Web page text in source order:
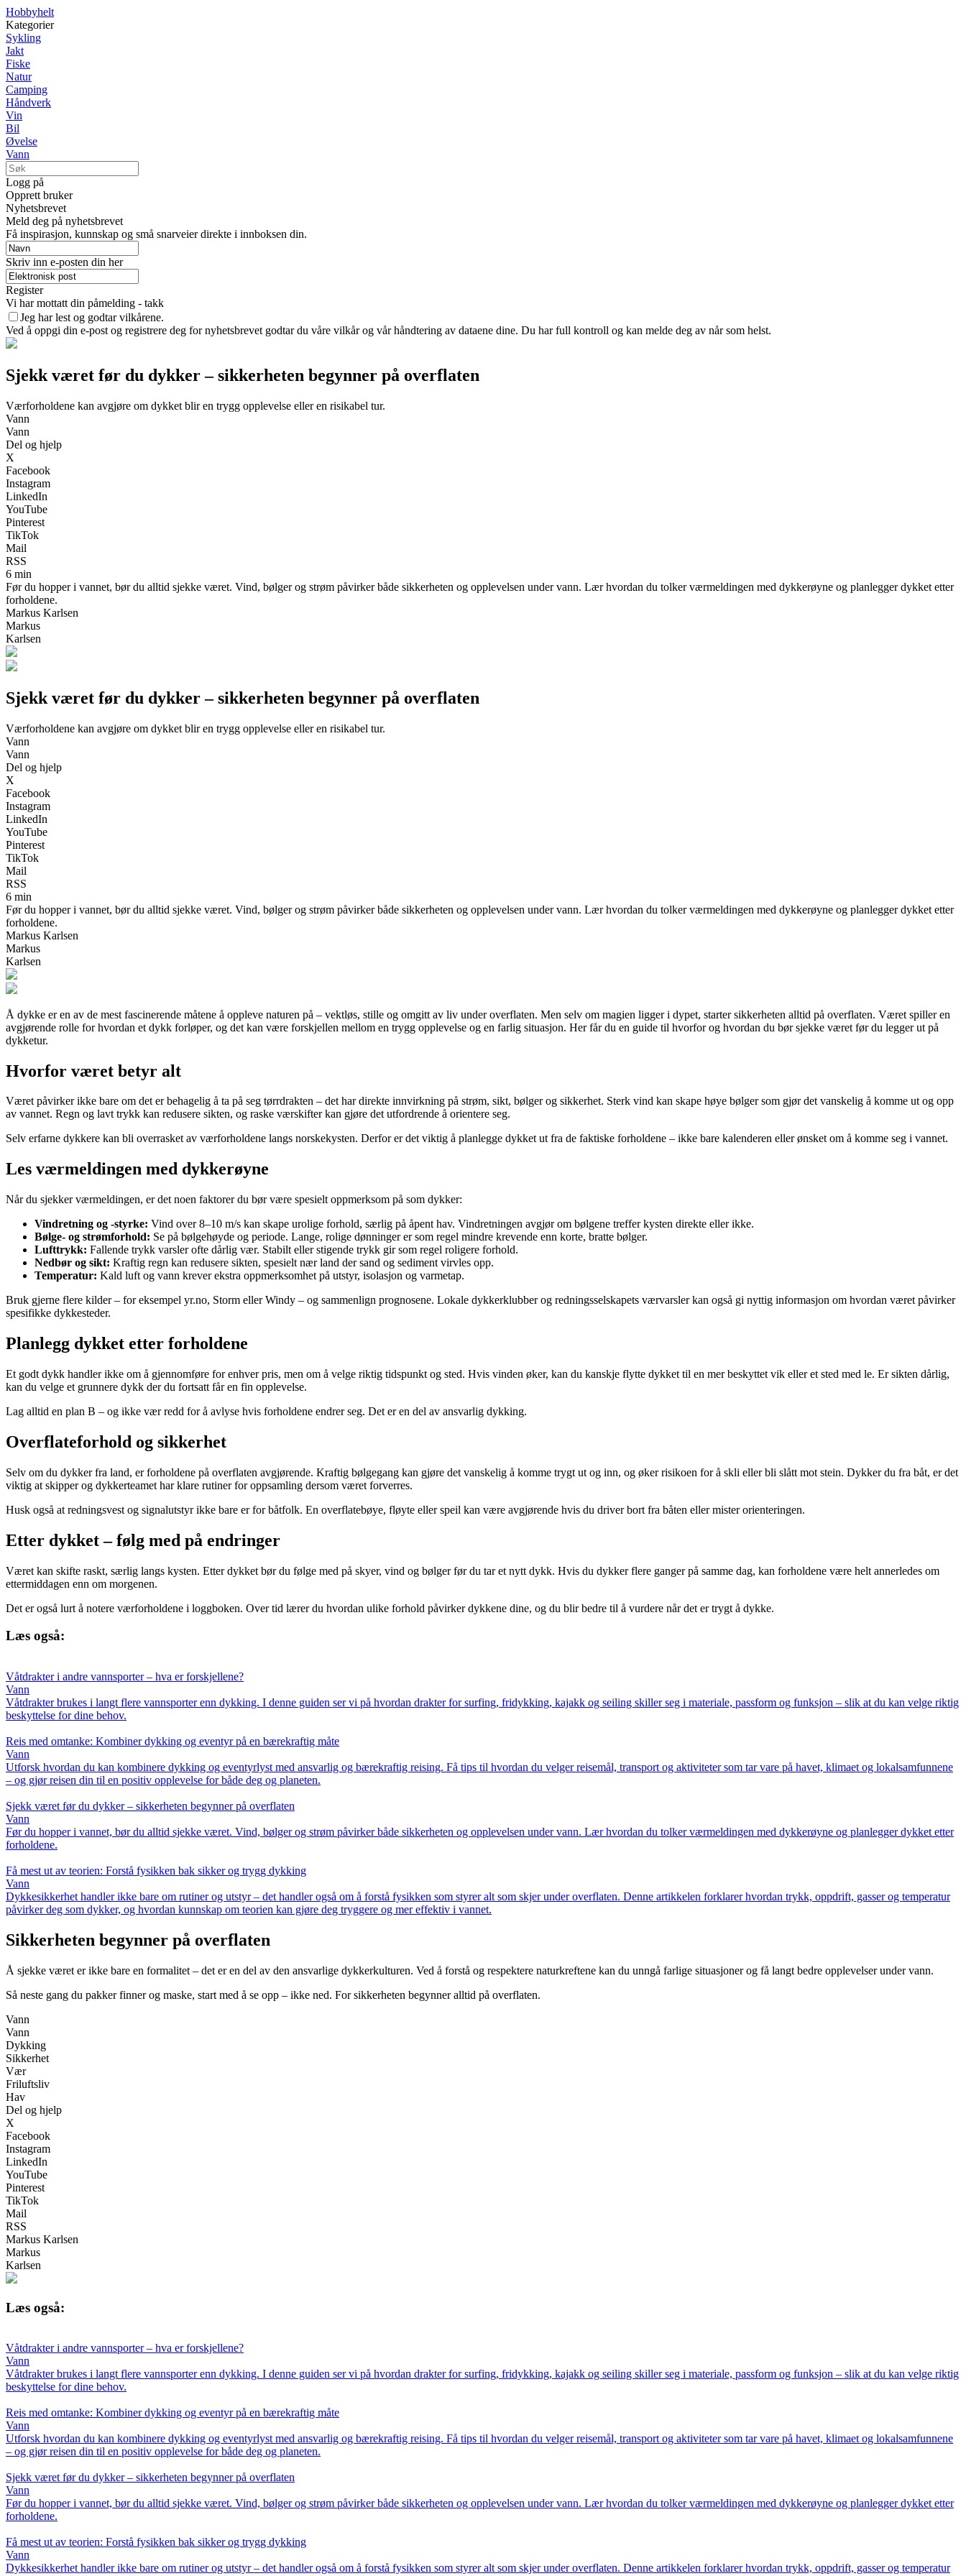
Hobbyhelt
Kategorier
Sykling
Jakt
Fiske
Natur
Camping
Håndverk
Vin
Bil
Øvelse
Vann
Logg på
Opprett bruker
Nyhetsbrevet
Meld deg på nyhetsbrevet
Få inspirasjon, kunnskap og små snarveier direkte i innboksen din.
Skriv inn e-posten din her
Register
Vi har mottatt din påmelding - takk
Jeg har lest og godtar vilkårene.
Ved å oppgi din e-post og registrere deg for nyhetsbrevet godtar du våre vilkår og vår håndtering av dataene dine. Du har full kontroll og kan melde deg av når som helst.
Sjekk været før du dykker – sikkerheten begynner på overflaten
Værforholdene kan avgjøre om dykket blir en trygg opplevelse eller en risikabel tur.
Vann
Vann
Del og hjelp
X
Facebook
Instagram
LinkedIn
YouTube
Pinterest
TikTok
Mail
RSS
6 min
Før du hopper i vannet, bør du alltid sjekke været. Vind, bølger og strøm påvirker både sikkerheten og opplevelsen under vann. Lær hvordan du tolker værmeldingen med dykkerøyne og planlegger dykket etter
forholdene.
Markus Karlsen
Markus
Karlsen
Sjekk været før du dykker – sikkerheten begynner på overflaten
Værforholdene kan avgjøre om dykket blir en trygg opplevelse eller en risikabel tur.
Vann
Vann
Del og hjelp
X
Facebook
Instagram
LinkedIn
YouTube
Pinterest
TikTok
Mail
RSS
6 min
Før du hopper i vannet, bør du alltid sjekke været. Vind, bølger og strøm påvirker både sikkerheten og opplevelsen under vann. Lær hvordan du tolker værmeldingen med dykkerøyne og planlegger dykket etter
forholdene.
Markus Karlsen
Markus
Karlsen
Å dykke er en av de mest fascinerende måtene å oppleve naturen på – vektløs, stille og omgitt av liv under overflaten. Men selv om magien ligger i dypet, starter sikkerheten alltid på overflaten. Været spiller en
avgjørende rolle for hvordan et dykk forløper, og det kan være forskjellen mellom en trygg opplevelse og en farlig situasjon. Her får du en guide til hvorfor og hvordan du bør sjekke været før du legger ut på
dykketur.
Hvorfor været betyr alt
Været påvirker ikke bare om det er behagelig å ta på seg tørrdrakten – det har direkte innvirkning på strøm, sikt, bølger og sikkerhet. Sterk vind kan skape høye bølger som gjør det vanskelig å komme ut og opp
av vannet. Regn og lavt trykk kan redusere sikten, og raske værskifter kan gjøre det utfordrende å orientere seg.
Selv erfarne dykkere kan bli overrasket av værforholdene langs norskekysten. Derfor er det viktig å planlegge dykket ut fra de faktiske forholdene – ikke bare kalenderen eller ønsket om å komme seg i vannet.
Les værmeldingen med dykkerøyne
Når du sjekker værmeldingen, er det noen faktorer du bør være spesielt oppmerksom på som dykker:
Vindretning og -styrke: Vind over 8–10 m/s kan skape urolige forhold, særlig på åpent hav. Vindretningen avgjør om bølgene treffer kysten direkte eller ikke.
Bølge- og strømforhold: Se på bølgehøyde og periode. Lange, rolige dønninger er som regel mindre krevende enn korte, bratte bølger.
Lufttrykk: Fallende trykk varsler ofte dårlig vær. Stabilt eller stigende trykk gir som regel roligere forhold.
Nedbør og sikt: Kraftig regn kan redusere sikten, spesielt nær land der sand og sediment virvles opp.
Temperatur: Kald luft og vann krever ekstra oppmerksomhet på utstyr, isolasjon og varmetap.
Bruk gjerne flere kilder – for eksempel yr.no, Storm eller Windy – og sammenlign prognosene. Lokale dykkerklubber og redningsselskapets værvarsler kan også gi nyttig informasjon om hvordan været påvirker
spesifikke dykkesteder.
Planlegg dykket etter forholdene
Et godt dykk handler ikke om å gjennomføre for enhver pris, men om å velge riktig tidspunkt og sted. Hvis vinden øker, kan du kanskje flytte dykket til en mer beskyttet vik eller et sted med le. Er sikten dårlig,
kan du velge et grunnere dykk der du fortsatt får en fin opplevelse.
Lag alltid en plan B – og ikke vær redd for å avlyse hvis forholdene endrer seg. Det er en del av ansvarlig dykking.
Overflateforhold og sikkerhet
Selv om du dykker fra land, er forholdene på overflaten avgjørende. Kraftig bølgegang kan gjøre det vanskelig å komme trygt ut og inn, og øker risikoen for å skli eller bli slått mot stein. Dykker du fra båt, er det
viktig at skipper og dykkerteamet har klare rutiner for oppsamling dersom været forverres.
Husk også at redningsvest og signalutstyr ikke bare er for båtfolk. En overflatebøye, fløyte eller speil kan være avgjørende hvis du driver bort fra båten eller mister orienteringen.
Etter dykket – følg med på endringer
Været kan skifte raskt, særlig langs kysten. Etter dykket bør du følge med på skyer, vind og bølger før du tar et nytt dykk. Hvis du dykker flere ganger på samme dag, kan forholdene være helt annerledes om
ettermiddagen enn om morgenen.
Det er også lurt å notere værforholdene i loggboken. Over tid lærer du hvordan ulike forhold påvirker dykkene dine, og du blir bedre til å vurdere når det er trygt å dykke.
Læs også:
Våtdrakter i andre vannsporter – hva er forskjellene?
Vann
Våtdrakter brukes i langt flere vannsporter enn dykking. I denne guiden ser vi på hvordan drakter for surfing, fridykking, kajakk og seiling skiller seg i materiale, passform og funksjon – slik at du kan velge riktig
beskyttelse for dine behov.
Reis med omtanke: Kombiner dykking og eventyr på en bærekraftig måte
Vann
Utforsk hvordan du kan kombinere dykking og eventyrlyst med ansvarlig og bærekraftig reising. Få tips til hvordan du velger reisemål, transport og aktiviteter som tar vare på havet, klimaet og lokalsamfunnene
– og gjør reisen din til en positiv opplevelse for både deg og planeten.
Sjekk været før du dykker – sikkerheten begynner på overflaten
Vann
Før du hopper i vannet, bør du alltid sjekke været. Vind, bølger og strøm påvirker både sikkerheten og opplevelsen under vann. Lær hvordan du tolker værmeldingen med dykkerøyne og planlegger dykket etter
forholdene.
Få mest ut av teorien: Forstå fysikken bak sikker og trygg dykking
Vann
Dykkesikkerhet handler ikke bare om rutiner og utstyr – det handler også om å forstå fysikken som styrer alt som skjer under overflaten. Denne artikkelen forklarer hvordan trykk, oppdrift, gasser og temperatur
påvirker deg som dykker, og hvordan kunnskap om teorien kan gjøre deg tryggere og mer effektiv i vannet.
Sikkerheten begynner på overflaten
Å sjekke været er ikke bare en formalitet – det er en del av den ansvarlige dykkerkulturen. Ved å forstå og respektere naturkreftene kan du unngå farlige situasjoner og få langt bedre opplevelser under vann.
Så neste gang du pakker finner og maske, start med å se opp – ikke ned. For sikkerheten begynner alltid på overflaten.
Vann
Vann
Dykking
Sikkerhet
Vær
Friluftsliv
Hav
Del og hjelp
X
Facebook
Instagram
LinkedIn
YouTube
Pinterest
TikTok
Mail
RSS
Markus Karlsen
Markus
Karlsen
Læs også:
Våtdrakter i andre vannsporter – hva er forskjellene?
Vann
Våtdrakter brukes i langt flere vannsporter enn dykking. I denne guiden ser vi på hvordan drakter for surfing, fridykking, kajakk og seiling skiller seg i materiale, passform og funksjon – slik at du kan velge riktig
beskyttelse for dine behov.
Reis med omtanke: Kombiner dykking og eventyr på en bærekraftig måte
Vann
Utforsk hvordan du kan kombinere dykking og eventyrlyst med ansvarlig og bærekraftig reising. Få tips til hvordan du velger reisemål, transport og aktiviteter som tar vare på havet, klimaet og lokalsamfunnene
– og gjør reisen din til en positiv opplevelse for både deg og planeten.
Sjekk været før du dykker – sikkerheten begynner på overflaten
Vann
Før du hopper i vannet, bør du alltid sjekke været. Vind, bølger og strøm påvirker både sikkerheten og opplevelsen under vann. Lær hvordan du tolker værmeldingen med dykkerøyne og planlegger dykket etter
forholdene.
Få mest ut av teorien: Forstå fysikken bak sikker og trygg dykking
Vann
Dykkesikkerhet handler ikke bare om rutiner og utstyr – det handler også om å forstå fysikken som styrer alt som skjer under overflaten. Denne artikkelen forklarer hvordan trykk, oppdrift, gasser og temperatur